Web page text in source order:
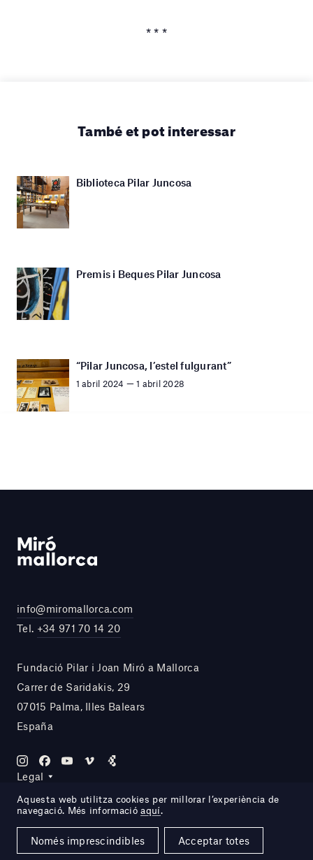
* * *
També et pot interessar
Biblioteca Pilar Juncosa
Premis i Beques Pilar Juncosa
“Pilar Juncosa, l’estel fulgurant”
1 abril 2024 — 1 abril 2028
info@miromallorca.com
Tel. +34 971 70 14 20
Fundació Pilar i Joan Miró a Mallorca
Carrer de Saridakis, 29
07015 Palma, Illes Balears
España
Legal
Site by DOMO—A
Aquesta web utilitza cookies per millorar l’experiència de
navegació. Més informacióaquí.
Només imprescindibles Acceptar totes